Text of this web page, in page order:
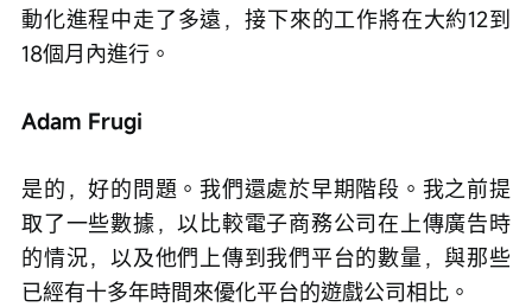
動化進程中走了多遠，接下來的工作將在大約12到
18個月內進行。
Adam Frugi
是的，好的問題。我們還處於早期階段。我之前提
取了一些數據，以比較電子商務公司在上傳廣告時
的情況，以及他們上傳到我們平台的數量，與那些
已經有十多年時間來優化平台的遊戲公司相比。